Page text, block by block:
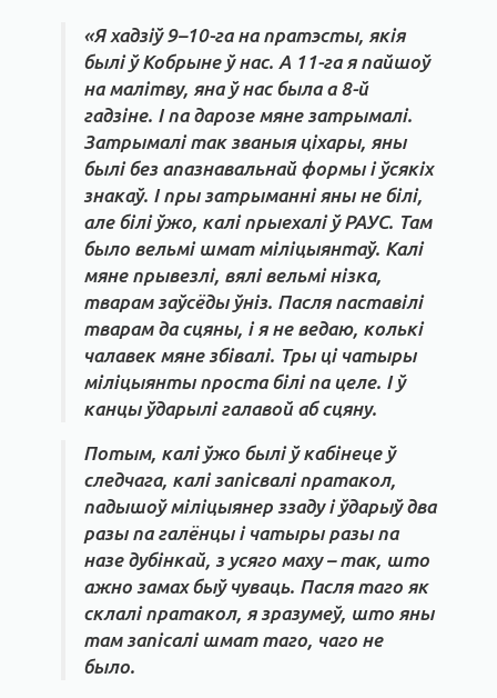
«Я хадзіў 9–10-га на пратэсты, якія
былі ў Кобрыне ў нас. А 11-га я пайшоў
на малітву, яна ў нас была а 8-й
гадзіне. І па дарозе мяне затрымалі.
Затрымалі так званыя ціхары, яны
былі без апазнавальнай формы і ўсякіх
знакаў. І пры затрыманні яны не білі,
але білі ўжо, калі прыехалі ў РАУС. Там
было вельмі шмат міліцыянтаў. Калі
мяне прывезлі, вялі вельмі нізка,
тварам заўсёды ўніз. Пасля паставілі
тварам да сцяны, і я не ведаю, колькі
чалавек мяне збівалі. Тры ці чатыры
міліцыянты проста білі па целе. І ў
канцы ўдарылі галавой аб сцяну.
Потым, калі ўжо былі ў кабінеце ў
следчага, калі запісвалі пратакол,
падышоў міліцыянер ззаду і ўдарыў два
разы па галёнцы і чатыры разы па
назе дубінкай, з усяго маху – так, што
ажно замах быў чуваць. Пасля таго як
склалі пратакол, я зразумеў, што яны
там запісалі шмат таго, чаго не
было.